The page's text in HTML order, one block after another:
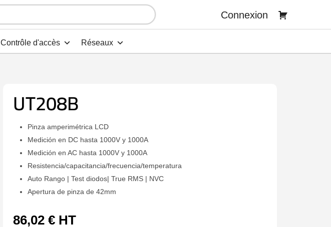
Connexion
Contrôle d'accès Réseaux
UT208B
Pinza amperimétrica LCD
Medición en DC hasta 1000V y 1000A
Medición en AC hasta 1000V y 1000A
Resistencia/capacitancia/frecuencia/temperatura
Auto Rango | Test diodos| True RMS | NVC
Apertura de pinza de 42mm
86,02 € HT